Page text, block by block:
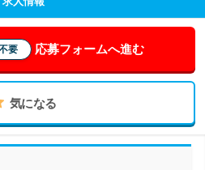
要 応募フォームへ進む
気になる